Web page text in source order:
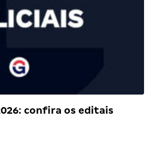
confira os editais